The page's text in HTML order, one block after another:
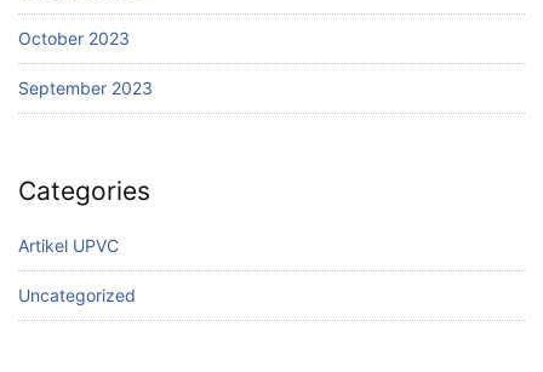
October 2023
September 2023
Categories
Artikel UPVC
Uncategorized